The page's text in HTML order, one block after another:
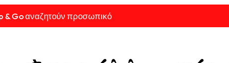
& Go αναζητούν προσωπικό